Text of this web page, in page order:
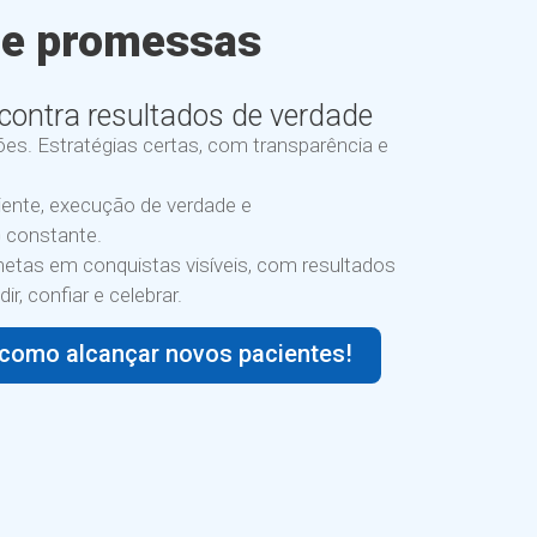
promessas
resultados de verdade
Estratégias certas, com transparência e
execução de verdade e
constante.
em conquistas visíveis, com resultados
confiar e celebrar.
alcançar novos pacientes!